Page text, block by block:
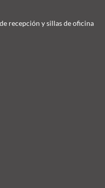
recepción y sillas de oficina